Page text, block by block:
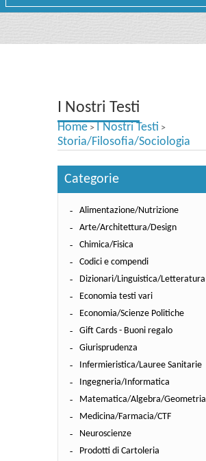
Testi scolastici
Carta Cultura e Carta del Merito - Carta Docente
I Nostri Testi
Home > I Nostri Testi >
Storia/Filosofia/Sociologia
Categorie
Alimentazione/Nutrizione
Arte/Architettura/Design
Chimica/Fisica
Codici e compendi
Dizionari/Linguistica/Letteratura
Economia testi vari
Economia/Scienze Politiche
Gift Cards - Buoni regalo
Giurisprudenza
Infermieristica/Lauree Sanitarie
Ingegneria/Informatica
Matematica/Algebra/Geometria
Medicina/Farmacia/CTF
Neuroscienze
Prodotti di Cartoleria